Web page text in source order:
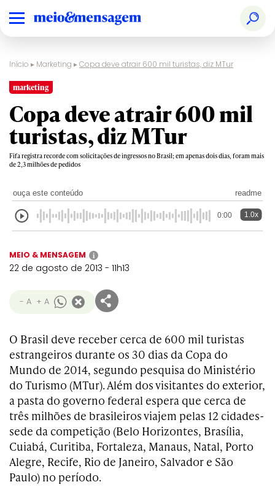
Início ▸ Marketing ▸Copa deve atrair 600 mil turistas, diz MTur
marketing
Copa deve atrair 600 mil
turistas, diz MTur
Fifa registra recorde com solicitações de ingressos no Brasil; em apenas dois dias, foram mais
de 2,3 milhões de pedidos
ouça este conteúdo readme
0:00 1.0x
MEIO & MENSAGEM i
22 de agosto de 2013 - 11h13
- A + A
O Brasil deve receber cerca de 600 mil turistas
estrangeiros durante os 30 dias da Copa do
Mundo de 2014, segundo pesquisa do Ministério
do Turismo (MTur). Além dos visitantes do exterior,
a pasta do governo federal espera que cerca de
três milhões de brasileiros viajem pelas 12 cidades-
sede da competição (Belo Horizontes, Brasília,
Cuiabá, Curitiba, Fortaleza, Manaus, Natal, Porto
Alegre, Recife, Rio de Janeiro, Salvador e São
Paulo) no período.